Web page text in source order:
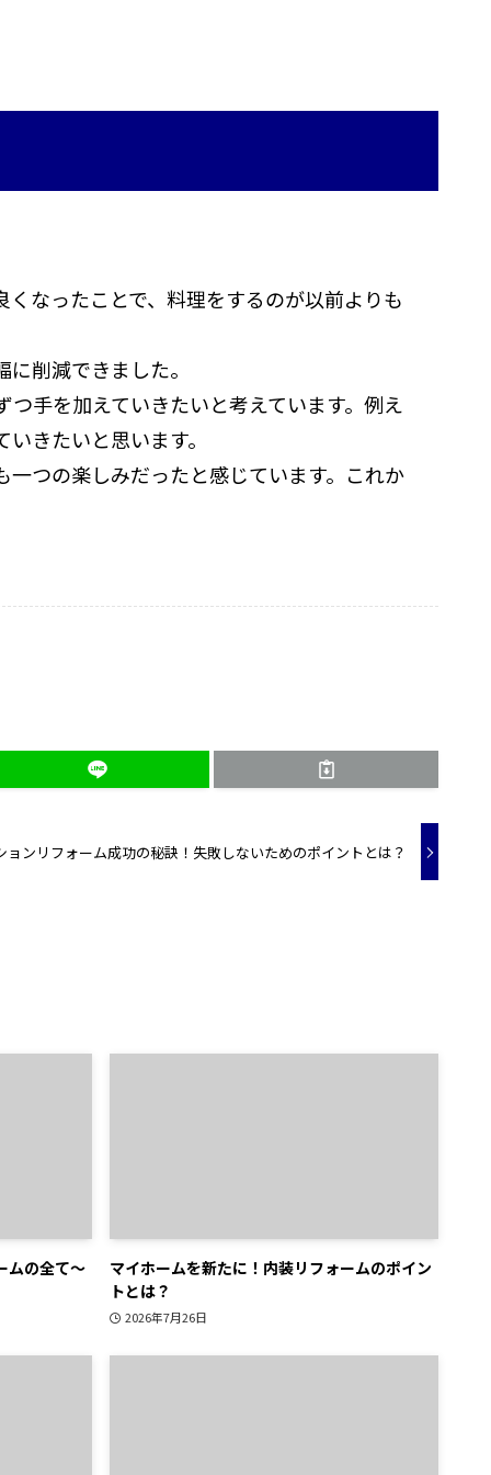
なったことで、料理をするのが以前よりも
削減できました。
手を加えていきたいと考えています。例え
きたいと思います。
つの楽しみだったと感じています。これか
ョンリフォーム成功の秘訣！失敗しないためのポイントとは？
ムの全て～
マイホームを新たに！内装リフォームのポイン
トとは？
2026年7月26日